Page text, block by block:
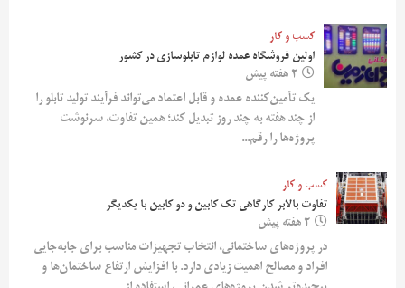
کسب و کار
اولین فروشگاه عمده لوازم تابلوسازی در کشور
2 هفته پیش
یک تأمین‌کننده عمده و قابل اعتماد می‌تواند فرآیند تولید تابلو را
از چند هفته به چند روز تبدیل کند؛ همین تفاوت، سرنوشت
پروژه‌ها را رقم...
کسب و کار
تفاوت بالابر کارگاهی تک کابین و دو کابین با یکدیگر
2 هفته پیش
در پروژه‌های ساختمانی، انتخاب تجهیزات مناسب برای جابه‌جایی
افراد و مصالح اهمیت زیادی دارد. با افزایش ارتفاع ساختمان‌ها و